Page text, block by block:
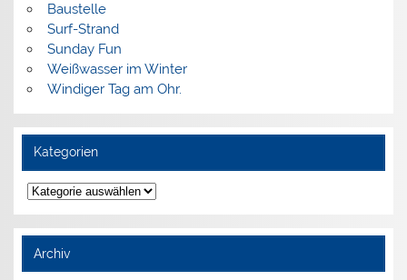
Baustelle
Surf-Strand
Sunday Fun
Weißwasser im Winter
Windiger Tag am Ohr.
Kategorien
Kategorien
Archiv